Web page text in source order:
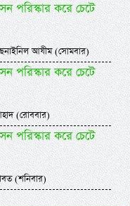
পরিস্কার করে চেটে
আযীম (সোমবার)
পরিস্কার করে চেটে
(রোববার)
পরিস্কার করে চেটে
(শনিবার)